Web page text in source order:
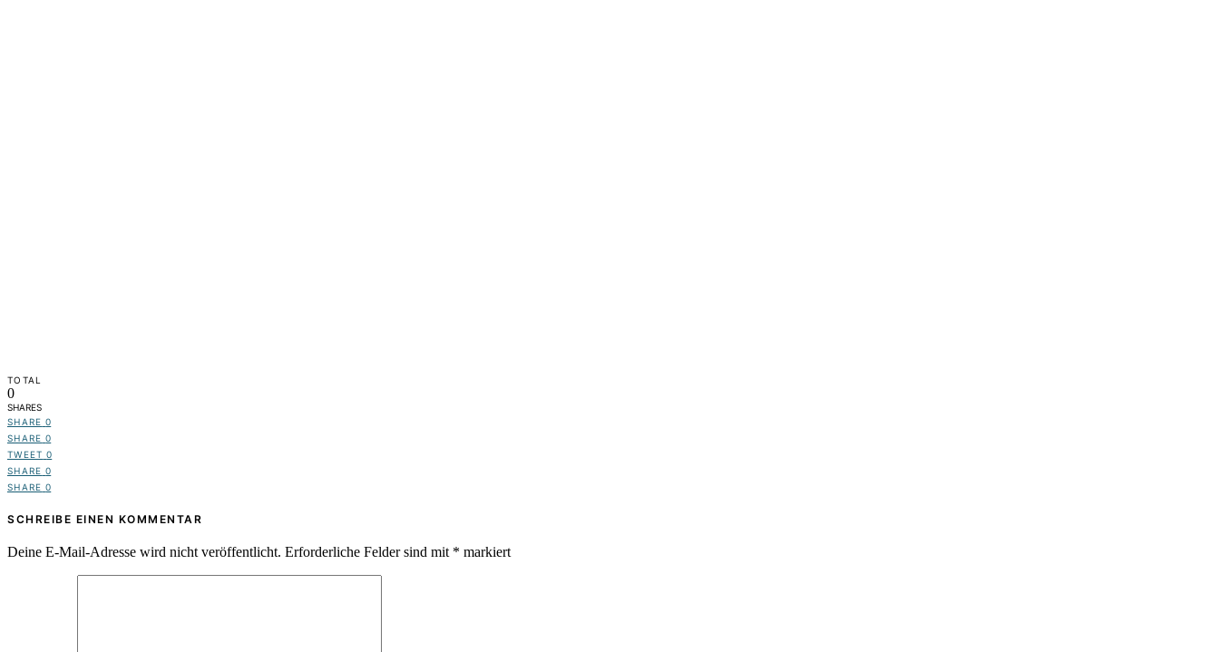
TOTAL
0
SHARES
SHARE 0
SHARE 0
TWEET 0
SHARE 0
SHARE 0
SCHREIBE EINEN KOMMENTAR
Deine E-Mail-Adresse wird nicht veröffentlicht. Erforderliche Felder sind mit * markiert